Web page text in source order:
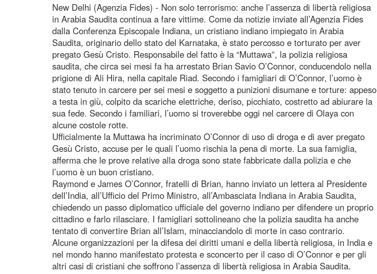
New Delhi (Agenzia Fides) - Non solo terrorismo: anche l’assenza di libertà religiosa
in Arabia Saudita continua a fare vittime. Come da notizie inviate all’Agenzia Fides
dalla Conferenza Episcopale Indiana, un cristiano indiano impiegato in Arabia
Saudita, originario dello stato del Karnataka, è stato percosso e torturato per aver
pregato Gesù Cristo. Responsabile del fatto è la “Muttawa”, la polizia religiosa
saudita, che circa sei mesi fa ha arrestato Brian Savio O’Connor, conducendolo nella
prigione di Ali Hira, nella capitale Riad. Secondo i famigliari di O’Connor, l’uomo è
stato tenuto in carcere per sei mesi e soggetto a punizioni disumane e torture: appeso
a testa in giù, colpito da scariche elettriche, deriso, picchiato, costretto ad abiurare la
sua fede. Secondo i familiari, l’uomo si troverebbe oggi nel carcere di Olaya con
alcune costole rotte.
Ufficialmente la Muttawa ha incriminato O’Connor di uso di droga e di aver pregato
Gesù Cristo, accuse per le quali l’uomo rischia la pena di morte. La sua famiglia,
afferma che le prove relative alla droga sono state fabbricate dalla polizia e che
l’uomo è un buon cristiano.
Raymond e James O’Connor, fratelli di Brian, hanno inviato un lettera al Presidente
dell’India, all’Ufficio del Primo Ministro, all’Ambasciata Indiana in Arabia Saudita,
chiedendo un passo diplomatico ufficiale del governo indiano per difendere un proprio
cittadino e farlo rilasciare. I famigliari sottolineano che la polizia saudita ha anche
tentato di convertire Brian all’Islam, minacciandolo di morte in caso contrario.
Alcune organizzazioni per la difesa dei diritti umani e della libertà religiosa, in India e
nel mondo hanno manifestato protesta e sconcerto per il caso di O’Connor e per gli
altri casi di cristiani che soffrono l’assenza di libertà religiosa in Arabia Saudita.